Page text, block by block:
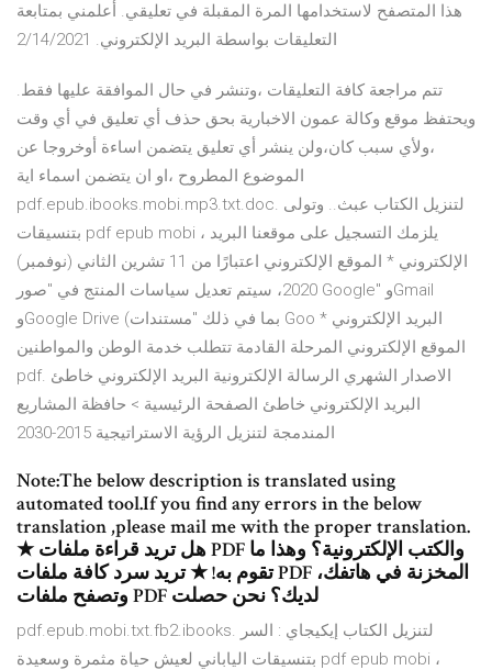
هذا المتصفح لاستخدامها المرة المقبلة في تعليقي. أعلمني بمتابعة
التعليقات بواسطة البريد الإلكتروني. 2/14/2021
تتم مراجعة كافة التعليقات ،وتنشر في حال الموافقة عليها فقط.
ويحتفظ موقع وكالة عمون الاخبارية بحق حذف أي تعليق في أي وقت
،ولأي سبب كان،ولن ينشر أي تعليق يتضمن اساءة أوخروجا عن
الموضوع المطروح ،او ان يتضمن اسماء اية
pdf.epub.ibooks.mobi.mp3.txt.doc. لتنزيل الكتاب عبث.. وتولى
بتنسيقات pdf epub mobi ، يلزمك التسجيل على موقعنا البريد
الإلكتروني * الموقع الإلكتروني اعتبارًا من 11 تشرين الثاني (نوفمبر)
2020، سيتم تعديل سياسات المنتج في "صور Google" وGmail
وGoogle Drive (بما في ذلك "مستندات Goo البريد الإلكتروني *
الموقع الإلكتروني المرحلة القادمة تتطلب خدمة الوطن والمواطنين
pdf. الاصدار الشهري الرسالة الإلكترونية البريد الإلكتروني خاطئ
البريد الإلكتروني خاطئ الصفحة الرئيسية > حافظة المشاريع
المندمجة لتنزيل الرؤية الاستراتيجية 2015-2030
Note:The below description is translated using
automated tool.If you find any errors in the below
translation ,please mail me with the proper translation.
★ هل تريد قراءة ملفات PDF والكتب الإلكترونية؟ وهذا ما
تقوم به! ★ تريد سرد كافة ملفات PDF المخزنة في هاتفك،
وتصفح ملفات PDF لديك؟ نحن حصلت
pdf.epub.mobi.txt.fb2.ibooks. لتنزيل الكتاب إيكيجاي : السر
الياباني لعيش حياة مثمرة وسعيدة‎ بتنسيقات pdf epub mobi ،